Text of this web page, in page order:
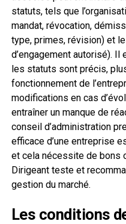
statuts, tels que
mandat, révocation,
type, primes, révision) et
d’engagement autorisé).
les statuts sont précis,
fonctionnement de
modifications en cas
entraîner un manque de
conseil d’administration
efficace d’une entreprise
et cela nécessite de bons
Dirigeant teste et
gestion du marché.
Les conditions